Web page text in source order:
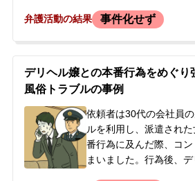
指摘されました。さらに
事業所へ来るよう要望
はこの要望を不審に思い
化することを恐れ、弊所
た。相談当時は、まだ
出されておらず、警察
でした。
弁護活動の結果 事件化せず
デリヘル嬢との本番行為をめぐり
風俗トラブルの事例
依頼者は30代の会社員
ルを利用し、派遣され
番行為に及んだ際、コ
まいました。行為後、デ